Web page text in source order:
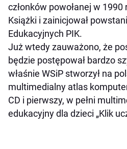
członków powołanej w
Książki i zainicjował
Edukacyjnych PIK.
Już wtedy zauważono, że
będzie postępował bardzo
właśnie WSiP stworzył na
multimedialny atlas
CD i pierwszy, w pełni
edukacyjny dla dzieci „Klik